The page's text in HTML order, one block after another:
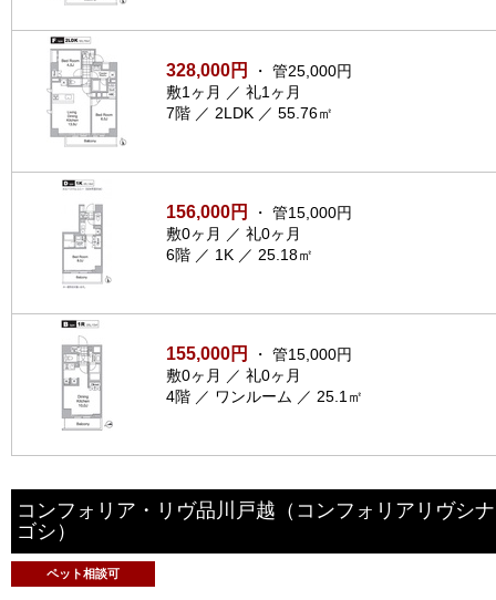
328,000円
・ 管25,000円
敷1ヶ月 ／ 礼1ヶ月
7階 ／ 2LDK ／ 55.76㎡
156,000円
・ 管15,000円
敷0ヶ月 ／ 礼0ヶ月
6階 ／ 1K ／ 25.18㎡
155,000円
・ 管15,000円
敷0ヶ月 ／ 礼0ヶ月
4階 ／ ワンルーム ／ 25.1㎡
コンフォリア・リヴ品川戸越 （コンフォリアリヴシ
ゴシ）
ペット相談可